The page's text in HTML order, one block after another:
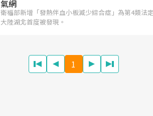
衛福部新增「發熱伴血小板減少綜合症」為第4類法
大陸湖北首度被發現。
1